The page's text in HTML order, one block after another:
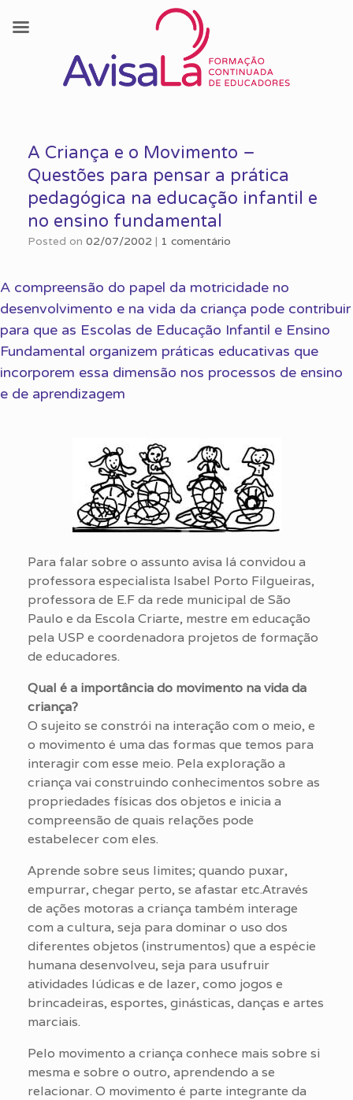
contentA Criança e o Movimento –
Questões para pensar a prática
pedagógica na educação infantil e
no ensino fundamental
Posted on 02/07/2002 | 1 comentário
A compreensão do papel da motricidade no
desenvolvimento e na vida da criança pode contribuir
para que as Escolas de Educação Infantil e Ensino
Fundamental organizem práticas educativas que
incorporem essa dimensão nos processos de ensino
e de aprendizagem
Para falar sobre o assunto avisa lá convidou a
professora especialista Isabel Porto Filgueiras,
professora de E.F da rede municipal de São
Paulo e da Escola Criarte, mestre em educação
pela USP e coordenadora projetos de formação
de educadores.
Qual é a importância do movimento na vida da
criança?
O sujeito se constrói na interação com o meio, e
o movimento é uma das formas que temos para
interagir com esse meio. Pela exploração a
criança vai construindo conhecimentos sobre as
propriedades físicas dos objetos e inicia a
compreensão de quais relações pode
estabelecer com eles.
Aprende sobre seus limites; quando puxar,
empurrar, chegar perto, se afastar etc.Através
de ações motoras a criança também interage
com a cultura, seja para dominar o uso dos
diferentes objetos (instrumentos) que a espécie
humana desenvolveu, seja para usufruir
atividades lúdicas e de lazer, como jogos e
brincadeiras, esportes, ginásticas, danças e artes
marciais.
Pelo movimento a criança conhece mais sobre si
mesma e sobre o outro, aprendendo a se
relacionar. O movimento é parte integrante da